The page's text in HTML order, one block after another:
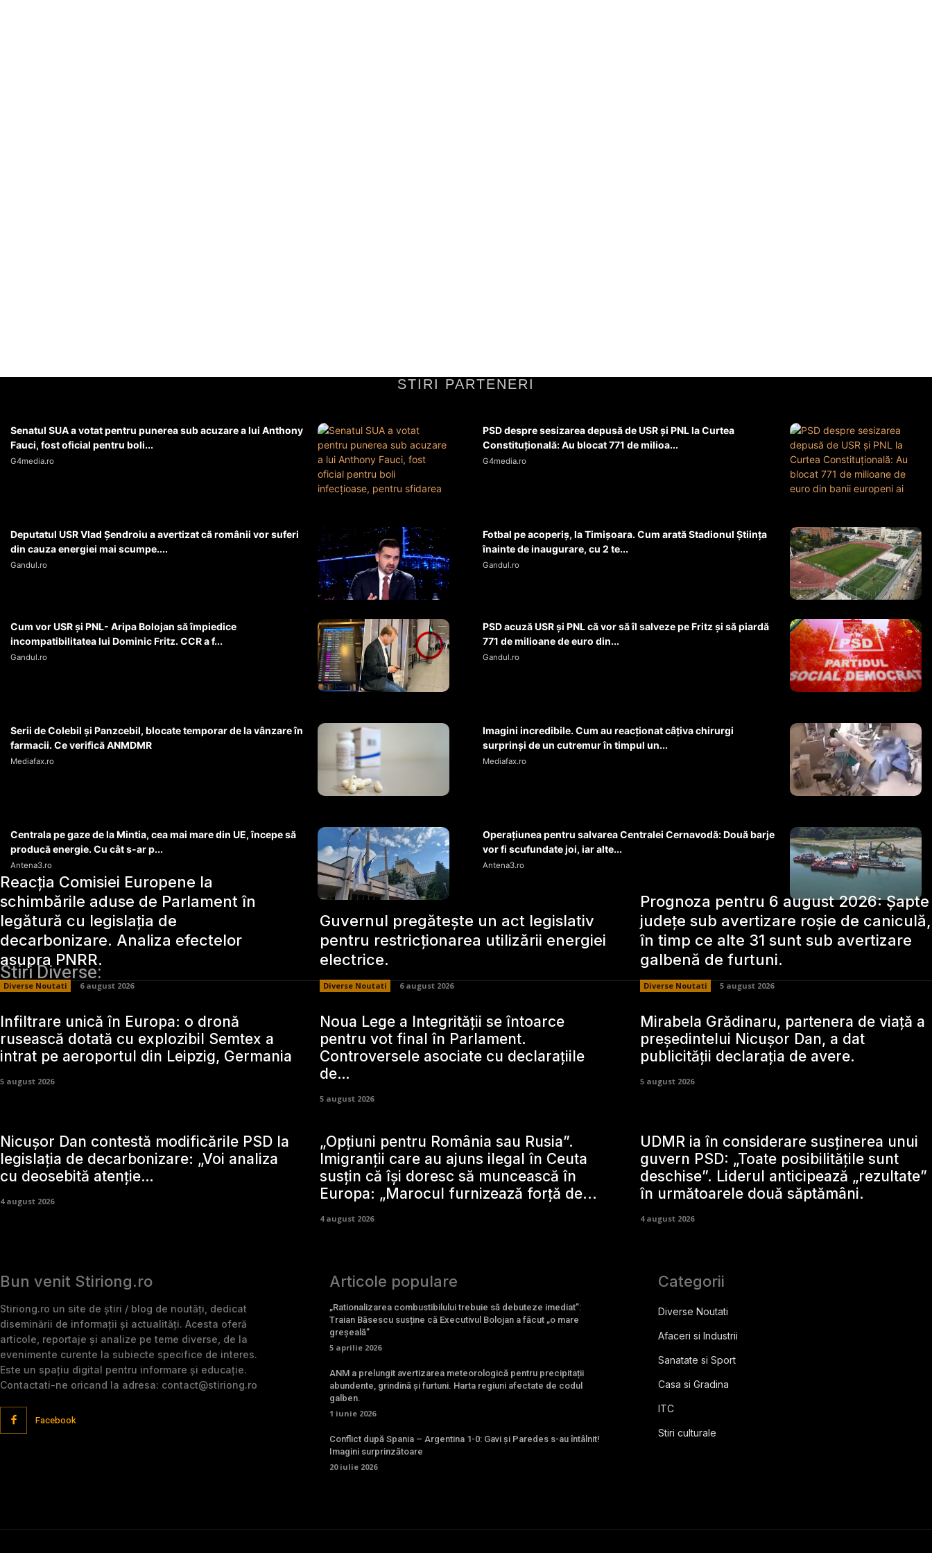
STIRI PARTENERI
Senatul SUA a votat pentru punerea sub acuzare a lui Anthony
Fauci, fost oficial pentru boli...
G4media.ro
PSD despre sesizarea depusă de USR și PNL la Curtea
Constituțională: Au blocat 771 de milioa...
G4media.ro
Deputatul USR Vlad Șendroiu a avertizat că românii vor suferi
din cauza energiei mai scumpe....
Gandul.ro
Fotbal pe acoperiș, la Timișoara. Cum arată Stadionul Știința
înainte de inaugurare, cu 2 te...
Gandul.ro
Cum vor USR şi PNL- Aripa Bolojan să împiedice
incompatibilitatea lui Dominic Fritz. CCR a f...
Gandul.ro
PSD acuză USR și PNL că vor să îl salveze pe Fritz și să piardă
771 de milioane de euro din...
Gandul.ro
Serii de Colebil și Panzcebil, blocate temporar de la vânzare în
farmacii. Ce verifică ANMDMR
Mediafax.ro
Imagini incredibile. Cum au reacționat câțiva chirurgi
surprinși de un cutremur în timpul un...
Mediafax.ro
Centrala pe gaze de la Mintia, cea mai mare din UE, începe să
producă energie. Cu cât s-ar p...
Antena3.ro
Operaţiunea pentru salvarea Centralei Cernavodă: Două barje
vor fi scufundate joi, iar alte...
Antena3.ro
Stiri Diverse:
Reacția Comisiei Europene la
schimbările aduse de Parlament în
legătură cu legislația de
decarbonizare. Analiza efectelor
asupra PNRR.
Diverse Noutati 6 august 2026
Guvernul pregătește un act legislativ
pentru restricționarea utilizării energiei
electrice.
Diverse Noutati 6 august 2026
Prognoza pentru 6 august 2026: Șapte
județe sub avertizare roșie de caniculă,
în timp ce alte 31 sunt sub avertizare
galbenă de furtuni.
Diverse Noutati 5 august 2026
Infiltrare unică în Europa: o dronă
rusească dotată cu explozibil Semtex a
intrat pe aeroportul din Leipzig, Germania
5 august 2026
Noua Lege a Integrității se întoarce
pentru vot final în Parlament.
Controversele asociate cu declarațiile
de…
5 august 2026
Mirabela Grădinaru, partenera de viață a
președintelui Nicușor Dan, a dat
publicității declarația de avere.
5 august 2026
Nicușor Dan contestă modificările PSD la
legislația de decarbonizare: „Voi analiza
cu deosebită atenție…
4 august 2026
„Opțiuni pentru România sau Rusia”.
Imigranții care au ajuns ilegal în Ceuta
susțin că își doresc să muncească în
Europa: „Marocul furnizează forță de...
4 august 2026
UDMR ia în considerare susținerea unui
guvern PSD: „Toate posibilitățile sunt
deschise”. Liderul anticipează „rezultate”
în următoarele două săptămâni.
4 august 2026
Bun venit Stiriong.ro
Stiriong.ro un site de știri / blog de noutăți, dedicat
diseminării de informații și actualități. Acesta oferă
articole, reportaje și analize pe teme diverse, de la
evenimente curente la subiecte specifice de interes.
Este un spațiu digital pentru informare și educație.
Contactati-ne oricand la adresa: contact@stiriong.ro
Facebook
Articole populare
„Rationalizarea combustibilului trebuie să debuteze imediat”:
Traian Băsescu susține că Executivul Bolojan a făcut „o mare
greșeală”
5 aprilie 2026
ANM a prelungit avertizarea meteorologică pentru precipitații
abundente, grindină și furtuni. Harta regiuni afectate de codul
galben.
1 iunie 2026
Conflict după Spania – Argentina 1-0: Gavi și Paredes s-au întâlnit!
Imagini surprinzătoare
20 iulie 2026
Categorii
Diverse Noutati
Afaceri si Industrii
Sanatate si Sport
Casa si Gradina
ITC
Stiri culturale